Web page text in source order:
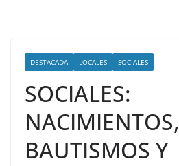
DESTACADA LOCALES SOCIALES
SOCIALES:
NACIMIENTOS,
BAUTISMOS Y